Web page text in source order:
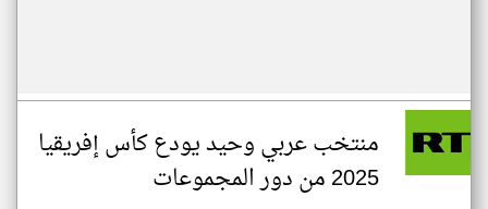
منتخب عربي وحيد يودع كأس إفريقيا
2025 من دور المجموعات